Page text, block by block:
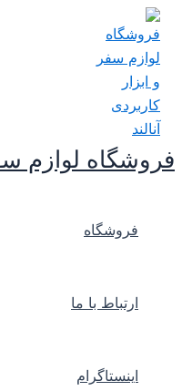
پرش
محتوا
فروشگاه لوازم
فروشگاه
ارتباط با ما
اینستاگرام